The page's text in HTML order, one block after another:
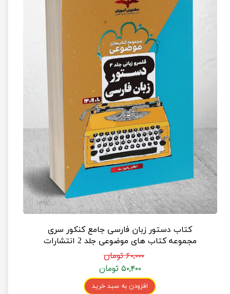
کتاب دستور زبان فارسی جامع کنکور سری
مجموعه کتاب های موضوعی جلد 2 انتشارات
مشاوران آموزش
۶۰,۰۰۰ تومان
۵۰,۴۰۰ تومان
افزودن به سبد خرید